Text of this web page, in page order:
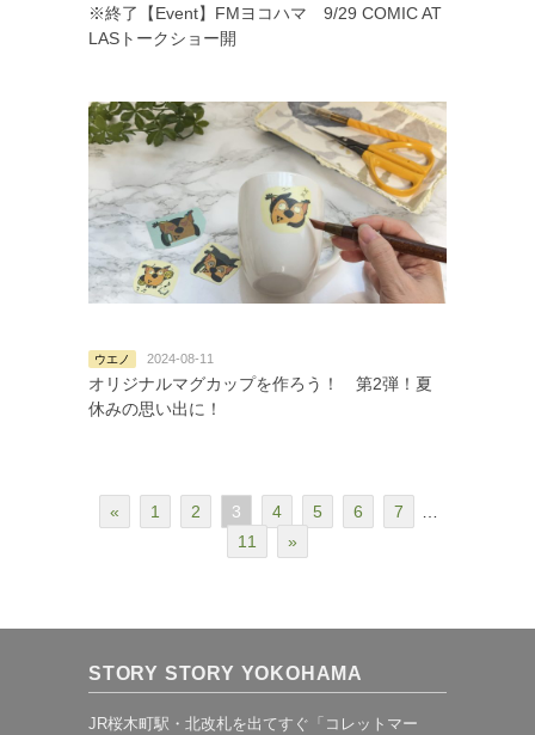
※終了【Event】FMヨコハマ 9/29 COMIC AT
LASトークショー開
ウエノ 2024-08-11
オリジナルマグカップを作ろう！ 第2弾！夏
休みの思い出に！
« 1 2 3 4 5 6 7
11
»
STORY STORY YOKOHAMA
JR桜木町駅・北改札を出てすぐ「コレットマー